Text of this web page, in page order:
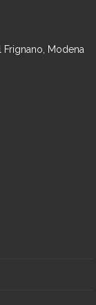
Modena